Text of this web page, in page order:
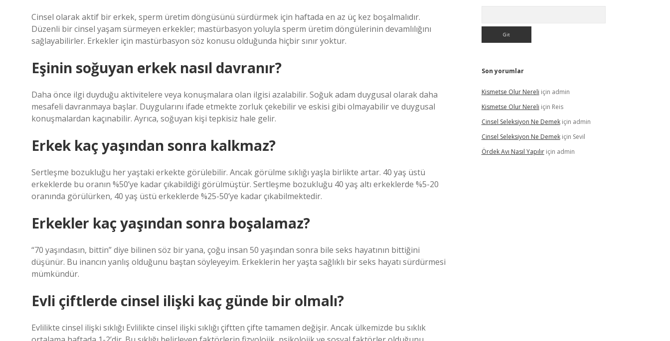
Cinsel olarak aktif bir erkek, sperm üretim döngüsünü sürdürmek için haftada en az üç kez boşalmalıdır.
Düzenli bir cinsel yaşam sürmeyen erkekler; mastürbasyon yoluyla sperm üretim döngülerinin devamlılığını
sağlayabilirler. Erkekler için mastürbasyon söz konusu olduğunda hiçbir sınır yoktur.
Eşinin soğuyan erkek nasıl davranır?
Daha önce ilgi duyduğu aktivitelere veya konuşmalara olan ilgisi azalabilir. Soğuk adam duygusal olarak daha
mesafeli davranmaya başlar. Duygularını ifade etmekte zorluk çekebilir ve eskisi gibi olmayabilir ve duygusal
konuşmalardan kaçınabilir. Ayrıca, soğuyan kişi tepkisiz hale gelir.
Erkek kaç yaşından sonra kalkmaz?
Sertleşme bozukluğu her yaştaki erkekte görülebilir. Ancak görülme sıklığı yaşla birlikte artar. 40 yaş üstü
erkeklerde bu oranın %50’ye kadar çıkabildiği görülmüştür. Sertleşme bozukluğu 40 yaş altı erkeklerde %5-20
oranında görülürken, 40 yaş üstü erkeklerde %25-50’ye kadar çıkabilmektedir.
Erkekler kaç yaşından sonra boşalamaz?
“70 yaşındasın, bittin” diye bilinen söz bir yana, çoğu insan 50 yaşından sonra bile seks hayatının bittiğini
düşünür. Bu inancın yanlış olduğunu baştan söyleyeyim. Erkeklerin her yaşta sağlıklı bir seks hayatı sürdürmesi
mümkündür.
Evli çiftlerde cinsel ilişki kaç günde bir olmalı?
Evlilikte cinsel ilişki sıklığı Evlilikte cinsel ilişki sıklığı çiftten çifte tamamen değişir. Ancak ülkemizde bu sıklık
Son yorumlar
Kismetse Olur Nereli için admin
Kismetse Olur Nereli için Reis
Cinsel Seleksiyon Ne Demekiçin admin
Cinsel Seleksiyon Ne Demekiçin Sevil
Ördek Avı Nasıl Yapılıriçin admin